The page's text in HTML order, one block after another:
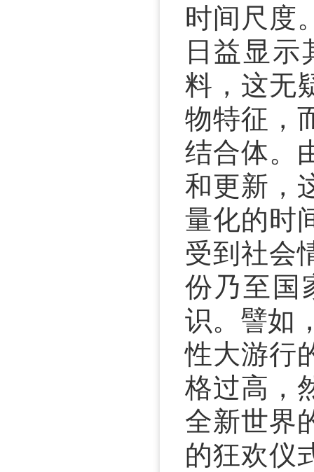
时间尺度
日益显
料，这无
物特征，
结合体。
和更新，
量化的时
受到社会
份乃至国
识。譬如
性大游行
格过高，
全新世界
的狂欢仪